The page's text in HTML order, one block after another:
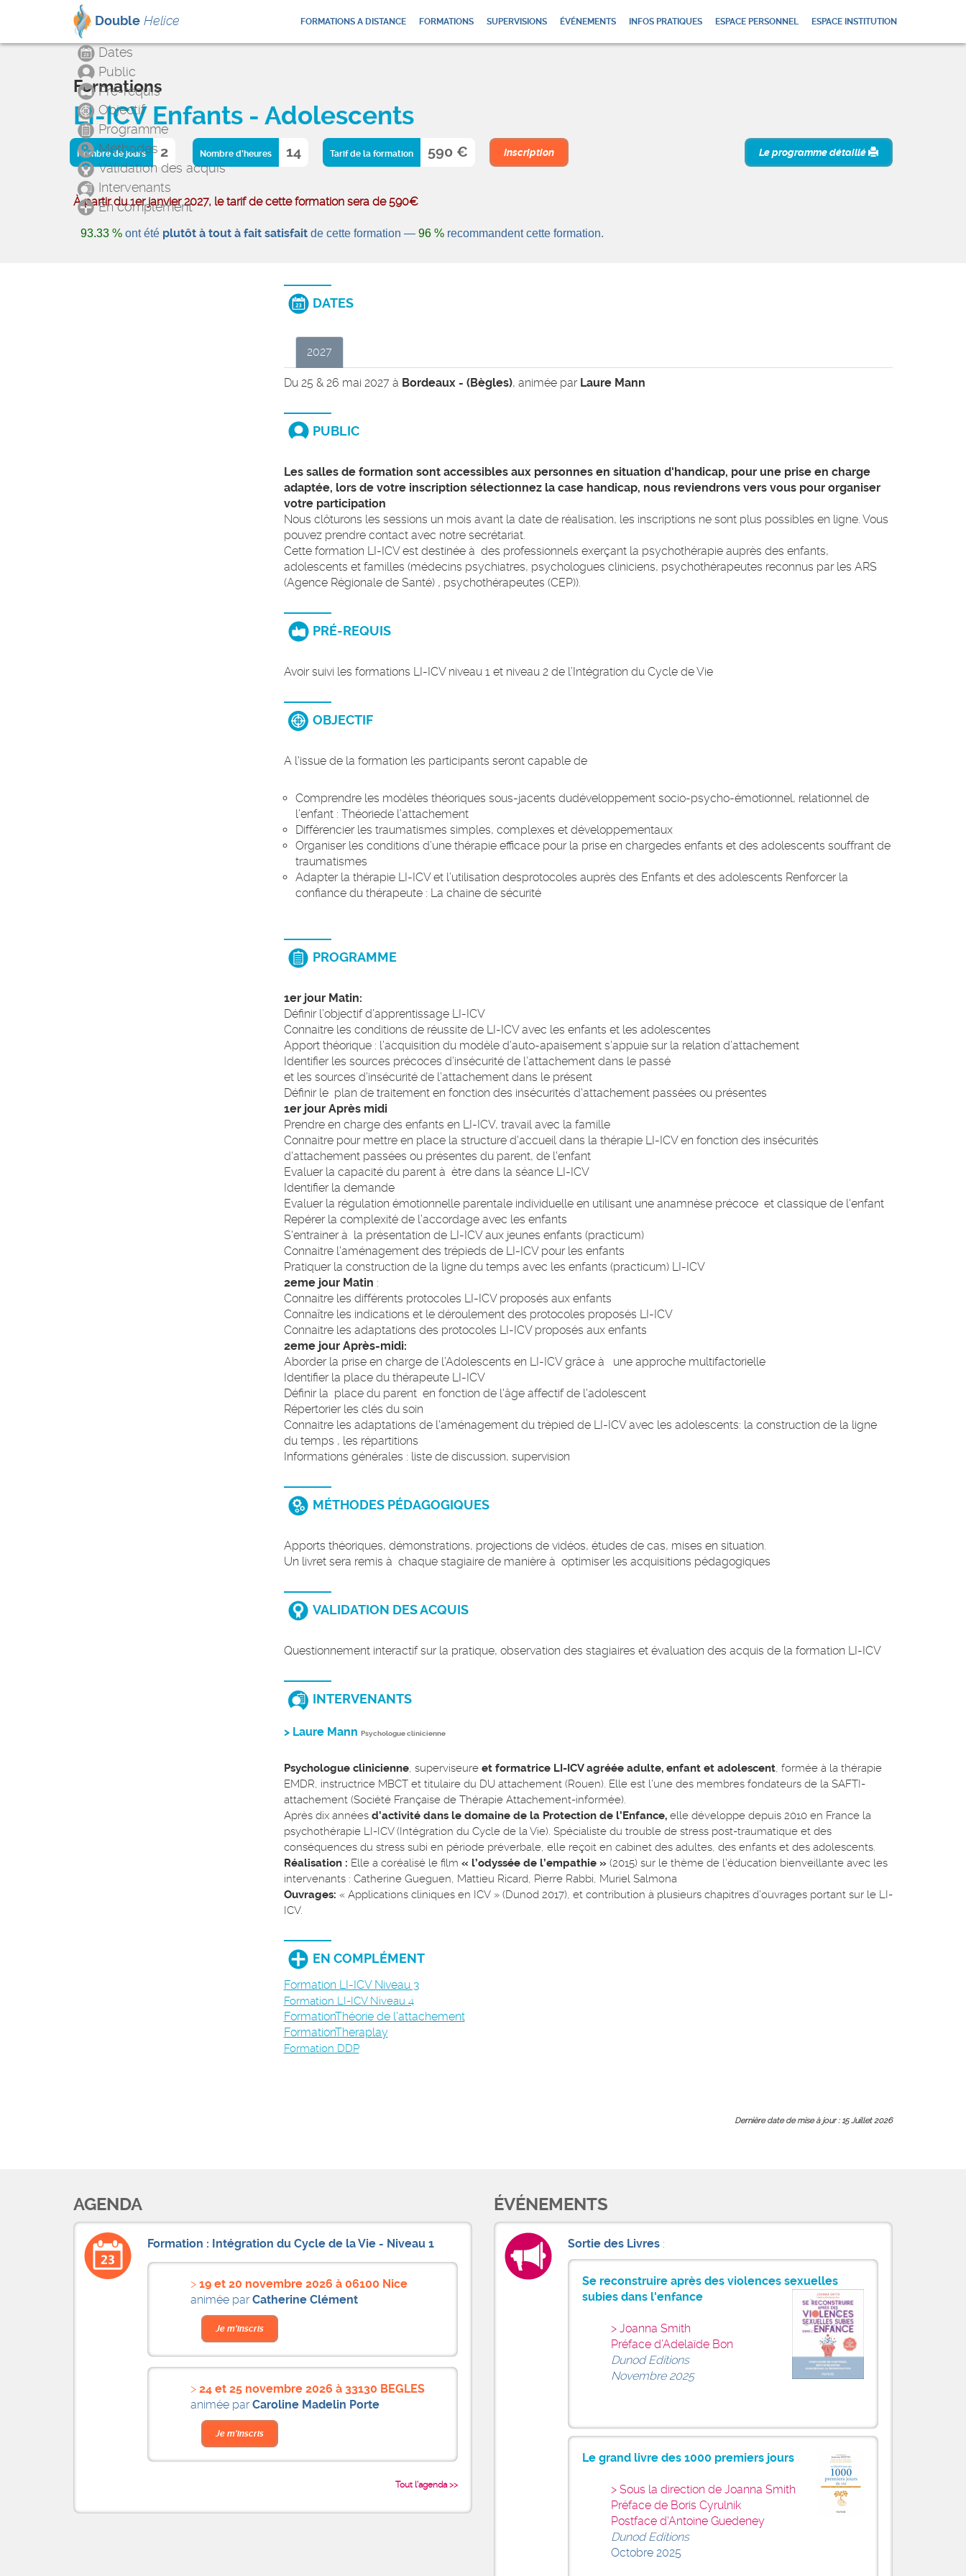
Double Helice FORMATIONS A DISTANCE FORMATIONS SUPERVISIONS ÉVÉNEMENTS INFOS PRATIQUES ESPACE PERSONNEL ESPACE INSTITUTION
Formations
LI-ICV Enfants - Adolescents
Nombre de jours 2 Nombre d'heures 14 Tarif de la formation 590 € Inscription Le programme détaillé
À partir du 1er janvier 2027, le tarif de cette formation sera de 590€
93.33 % ont été plutôt à tout à fait satisfait de cette formation — 96 % recommandent cette formation.
Dates
Public
Pré-requis
Objectif
Programme
Méthodes
Validation des acquis
Intervenants
En complément
DATES
2027
Du 25 & 26 mai 2027 à Bordeaux - (Bègles), animée par Laure Mann
PUBLIC
Les salles de formation sont accessibles aux personnes en situation d'handicap, pour une prise en charge
adaptée, lors de votre inscription sélectionnez la case handicap, nous reviendrons vers vous pour organiser
votre participation
Nous clôturons les sessions un mois avant la date de réalisation, les inscriptions ne sont plus possibles en ligne. Vous
pouvez prendre contact avec notre secrétariat.
Cette formation LI-ICV est destinée à des professionnels exerçant la psychothérapie auprès des enfants,
adolescents et familles (médecins psychiatres, psychologues cliniciens, psychothérapeutes reconnus par les ARS
(Agence Régionale de Santé) , psychothérapeutes (CEP)).
PRÉ-REQUIS
Avoir suivi les formations LI-ICV niveau 1 et niveau 2 de l’Intégration du Cycle de Vie
OBJECTIF
A l'issue de la formation les participants seront capable de
Comprendre les modèles théoriques sous-jacents dudéveloppement socio-psycho-émotionnel, relationnel de
l’enfant : Théoriede l’attachement
Différencier les traumatismes simples, complexes et développementaux
Organiser les conditions d’une thérapie efficace pour la prise en chargedes enfants et des adolescents souffrant de
traumatismes
Adapter la thérapie LI-ICV et l’utilisation desprotocoles auprès des Enfants et des adolescents Renforcer la
confiance du thérapeute : La chaine de sécurité
PROGRAMME
1er jour Matin:
Définir l’objectif d’apprentissage LI-ICV
Connaitre les conditions de réussite de LI-ICV avec les enfants et les adolescentes
Apport théorique : l’acquisition du modèle d’auto-apaisement s’appuie sur la relation d’attachement
Identifier les sources précoces d’insécurité de l’attachement dans le passé
et les sources d’insécurité de l’attachement dans le présent
Définir le plan de traitement en fonction des insécurités d'attachement passées ou présentes
1er jour Après midi
Prendre en charge des enfants en LI-ICV, travail avec la famille
Connaitre pour mettre en place la structure d'accueil dans la thérapie LI-ICV en fonction des insécurités
d'attachement passées ou présentes du parent, de l'enfant
Evaluer la capacité du parent à ètre dans la séance LI-ICV
Identifier la demande
Evaluer la régulation émotionnelle parentale individuelle en utilisant une anamnèse précoce et classique de l'enfant
Repérer la complexité de l’accordage avec les enfants
S'entrainer à la présentation de LI-ICV aux jeunes enfants (practicum)
Connaitre l'aménagement des trépieds de LI-ICV pour les enfants
Pratiquer la construction de la ligne du temps avec les enfants (practicum) LI-ICV
2eme jour Matin :
Connaitre les différents protocoles LI-ICV proposés aux enfants
Connaître les indications et le déroulement des protocoles proposés LI-ICV
Connaitre les adaptations des protocoles LI-ICV proposés aux enfants
2eme jour Après-midi:
Aborder la prise en charge de l’Adolescents en LI-ICV grâce à une approche multifactorielle
Identifier la place du thérapeute LI-ICV
Définir la place du parent en fonction de l'âge affectif de l'adolescent
Répertorier les clés du soin
Connaitre les adaptations de l'aménagement du trèpied de LI-ICV avec les adolescents: la construction de la ligne
du temps , les répartitions
Informations générales : liste de discussion, supervision
MÉTHODES PÉDAGOGIQUES
Apports théoriques, démonstrations, projections de vidéos, études de cas, mises en situation.
Un livret sera remis à chaque stagiaire de manière à optimiser les acquisitions pédagogiques
VALIDATION DES ACQUIS
Questionnement interactif sur la pratique, observation des stagiaires et évaluation des acquis de la formation LI-ICV
INTERVENANTS
> Laure Mann Psychologue clinicienne
Psychologue clinicienne, superviseure et formatrice LI-ICV agréée adulte, enfant et adolescent, formée à la thérapie
EMDR, instructrice MBCT et titulaire du DU attachement (Rouen). Elle est l’une des membres fondateurs de la SAFTI-
attachement (Société Française de Thérapie Attachement-informée).
Après dix années d’activité dans le domaine de la Protection de l’Enfance,elle développe depuis 2010 en France la
psychothérapie LI-ICV (Intégration du Cycle de la Vie). Spécialiste du trouble de stress post-traumatique et des
conséquences du stress subi en période préverbale, elle reçoit en cabinet des adultes, des enfants et des adolescents.
Réalisation : Elle a coréalisé le film « l’odyssée de l’empathie »(2015) sur le thème de l’éducation bienveillante avec les
intervenants : Catherine Gueguen, Mattieu Ricard, Pierre Rabbi, Muriel Salmona
Ouvrages: « Applications cliniques en ICV » (Dunod 2017), et contribution à plusieurs chapitres d’ouvrages portant sur le LI-
ICV.
EN COMPLÉMENT
Formation LI-ICV Niveau 3
Formation LI-ICV Niveau 4
FormationThéorie de l'attachement
FormationTheraplay
Formation DDP
Dernière date de mise à jour : 15 Juillet 2026
AGENDA
Formation : Intégration du Cycle de la Vie - Niveau 1
19 et 20 novembre 2026 à 06100 Nice
animée parCatherine Clément
Je m'inscris
24 et 25 novembre 2026 à 33130 BEGLES
animée parCaroline Madelin Porte
Je m'inscris
Tout l'agenda >>
ÉVÉNEMENTS
Sortie des Livres:
Se reconstruire après des violences sexuelles
subies dans l'enfance
Joanna Smith
Préface d’Adelaïde Bon
Dunod Editions
Novembre 2025
Le grand livre des 1000 premiers jours
Sous la direction de Joanna Smith
Préface de Boris Cyrulnik
Postface d’Antoine Guedeney
Dunod Editions
Octobre 2025